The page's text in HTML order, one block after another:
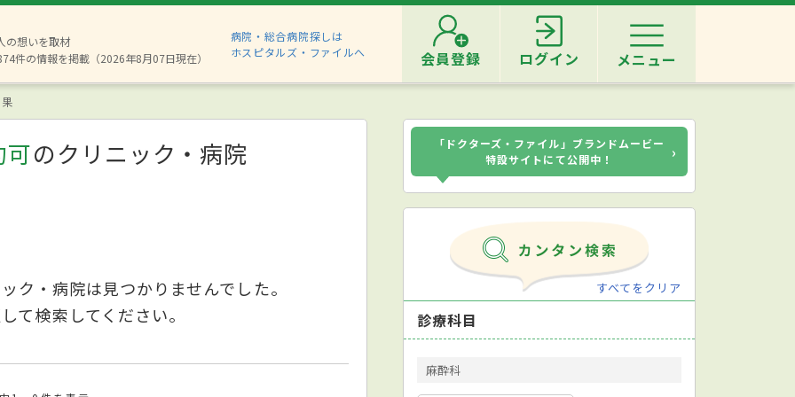
の想いを取材
件の情報を掲載（2026年8月07日現在）
病院・総合病院探しは
ホスピタルズ・ファイルへ
会員登録 ログイン メニュー
可のクリニック・病院
ク・病院は見つかりませんでした。
て検索してください。
「ドクターズ・ファイル」ブランドムービー
特設サイトにて公開中！
›
すべてをクリア
診療科目
麻酔科